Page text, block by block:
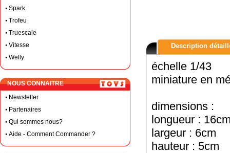
Spark
Trofeu
Truescale
Vitesse
Welly
NOUS CONNAITRE
Newsletter
Partenaires
Qui sommes nous?
Aide - Comment Commander ?
Description
échelle 1/43
miniature en
dimensions :
longueur :
largeur : 6cm
hauteur : 5cm